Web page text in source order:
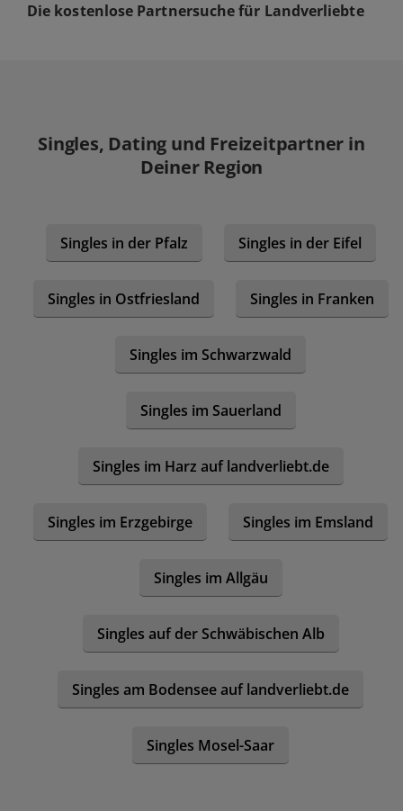
Die kostenlose Partnersuche für Landverliebte
Singles, Dating und Freizeitpartner in
Deiner Region
Singles in der Pfalz Singles in der Eifel
Singles in Ostfriesland Singles in Franken
Singles im Schwarzwald
Singles im Sauerland
Singles im Harz auf landverliebt.de
Singles im Erzgebirge Singles im Emsland
Singles im Allgäu
Singles auf der Schwäbischen Alb
Singles am Bodensee auf landverliebt.de
Singles Mosel-Saar